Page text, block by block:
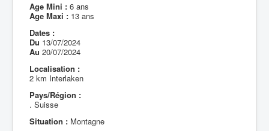
Age Mini : 6 ans
Age Maxi : 13 ans
Dates :
Du 13/07/2024
Au 20/07/2024
Localisation :
2 km Interlaken
Pays/Région :
. Suisse
Situation : Montagne